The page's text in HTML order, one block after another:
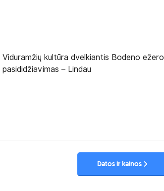
Viduramžių kultūra dvelkiantis Bodeno ežero
pasididžiavimas – Lindau
Datos ir kainos